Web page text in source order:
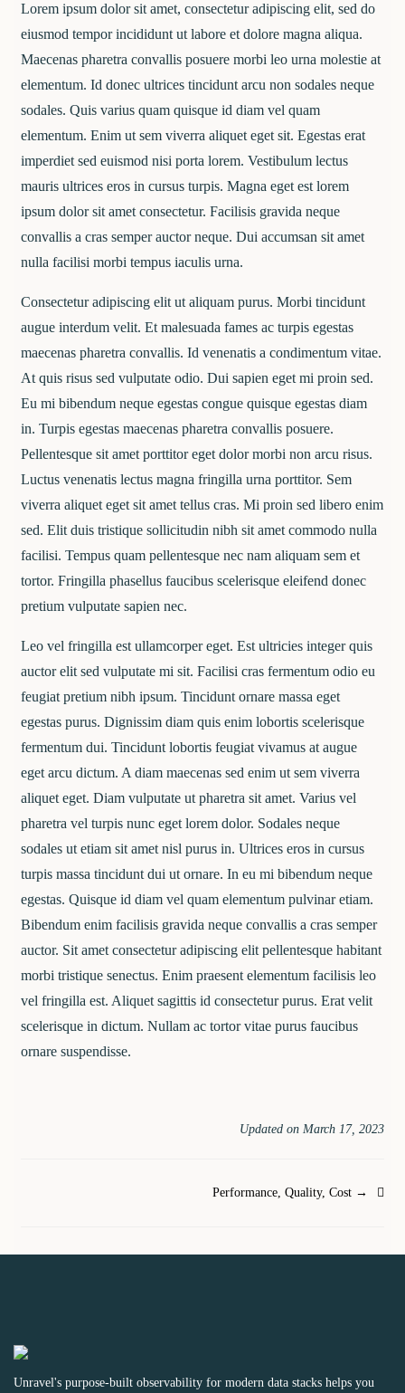
Lorem ipsum dolor sit amet, consectetur adipiscing elit, sed do
eiusmod tempor incididunt ut labore et dolore magna aliqua.
Maecenas pharetra convallis posuere morbi leo urna molestie at
elementum. Id donec ultrices tincidunt arcu non sodales neque
sodales. Quis varius quam quisque id diam vel quam
elementum. Enim ut sem viverra aliquet eget sit. Egestas erat
imperdiet sed euismod nisi porta lorem. Vestibulum lectus
mauris ultrices eros in cursus turpis. Magna eget est lorem
ipsum dolor sit amet consectetur. Facilisis gravida neque
convallis a cras semper auctor neque. Dui accumsan sit amet
nulla facilisi morbi tempus iaculis urna.
Consectetur adipiscing elit ut aliquam purus. Morbi tincidunt
augue interdum velit. Et malesuada fames ac turpis egestas
maecenas pharetra convallis. Id venenatis a condimentum vitae.
At quis risus sed vulputate odio. Dui sapien eget mi proin sed.
Eu mi bibendum neque egestas congue quisque egestas diam
in. Turpis egestas maecenas pharetra convallis posuere.
Pellentesque sit amet porttitor eget dolor morbi non arcu risus.
Luctus venenatis lectus magna fringilla urna porttitor. Sem
viverra aliquet eget sit amet tellus cras. Mi proin sed libero enim
sed. Elit duis tristique sollicitudin nibh sit amet commodo nulla
facilisi. Tempus quam pellentesque nec nam aliquam sem et
tortor. Fringilla phasellus faucibus scelerisque eleifend donec
pretium vulputate sapien nec.
Leo vel fringilla est ullamcorper eget. Est ultricies integer quis
auctor elit sed vulputate mi sit. Facilisi cras fermentum odio eu
feugiat pretium nibh ipsum. Tincidunt ornare massa eget
egestas purus. Dignissim diam quis enim lobortis scelerisque
fermentum dui. Tincidunt lobortis feugiat vivamus at augue
eget arcu dictum. A diam maecenas sed enim ut sem viverra
aliquet eget. Diam vulputate ut pharetra sit amet. Varius vel
pharetra vel turpis nunc eget lorem dolor. Sodales neque
sodales ut etiam sit amet nisl purus in. Ultrices eros in cursus
turpis massa tincidunt dui ut ornare. In eu mi bibendum neque
egestas. Quisque id diam vel quam elementum pulvinar etiam.
Bibendum enim facilisis gravida neque convallis a cras semper
auctor. Sit amet consectetur adipiscing elit pellentesque habitant
morbi tristique senectus. Enim praesent elementum facilisis leo
vel fringilla est. Aliquet sagittis id consectetur purus. Erat velit
scelerisque in dictum. Nullam ac tortor vitae purus faucibus
ornare suspendisse.
Updated on March 17, 2023
Performance, Quality, Cost →
Unravel's purpose-built observability for modern data stacks helps you